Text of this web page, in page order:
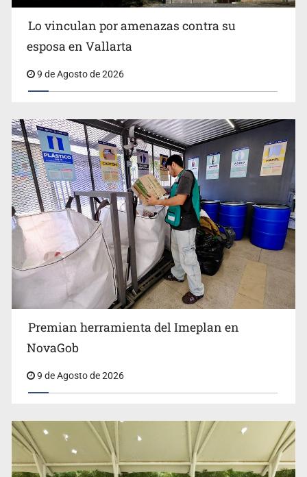
Congreso pide a la SEP combatir discursos de odio y
desinformación en redes e IA
Lo vinculan por amenazas contra su esposa en Vallarta
Lo vinculan por amenazas contra su
esposa en Vallarta
9 de Agosto de 2026
Premian herramienta del Imeplan en
NovaGob
9 de Agosto de 2026